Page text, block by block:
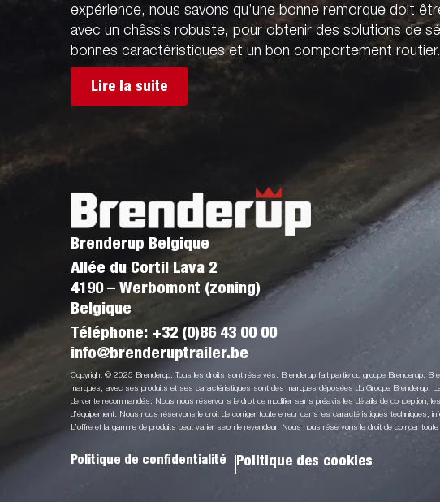
expérience, nous savons qu’une bonne remorque doit
avec un châssis robuste, pour obtenir des solutions de
bonnes caractéristiques et un bon comportement routier.
Lire la suite
Brenderup Belgique
Allée du Cortil Lava 2
4190 – Werbomont (zoning)
Belgique
Téléphone: +32 (0)86 43 00 00
info@brenderuptrailer.be
Copyright © 2025 Brenderup. Tous les droits sont réservés. Brenderup fait partie du groupe Brenderup.
marques, avec ses produits et ses caractéristiques sont des marques déposées du Groupe Brenderup.
de vente recommandés. Nous nous réservons le droit de modifier sans préavis les détails de conception,
d’équipement. Nous nous réservons le droit de corriger toute erreur dans les caractéristiques techniques,
L’offre et la gamme de produits peut varier selon le revendeur. Nous nous réservons le droit de corriger
Politique de confidentialité Politique des cookies